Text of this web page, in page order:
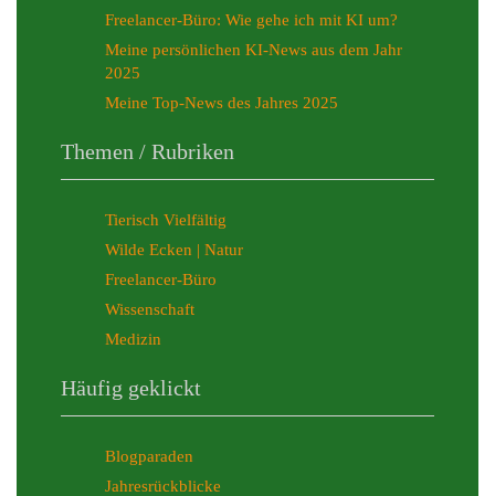
Freelancer-Büro: Wie gehe ich mit KI um?
Meine persönlichen KI-News aus dem Jahr
2025
Meine Top-News des Jahres 2025
Themen / Rubriken
Tierisch Vielfältig
Wilde Ecken | Natur
Freelancer-Büro
Wissenschaft
Medizin
Häufig geklickt
Blogparaden
Jahresrückblicke